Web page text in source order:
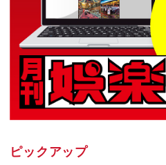
ピックアップ